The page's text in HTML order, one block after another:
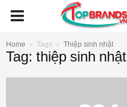
Home Tags Thiệp sinh nhật
Tag: thiệp sinh nhật